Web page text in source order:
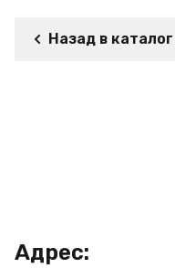
Назад в каталог
Адрес: